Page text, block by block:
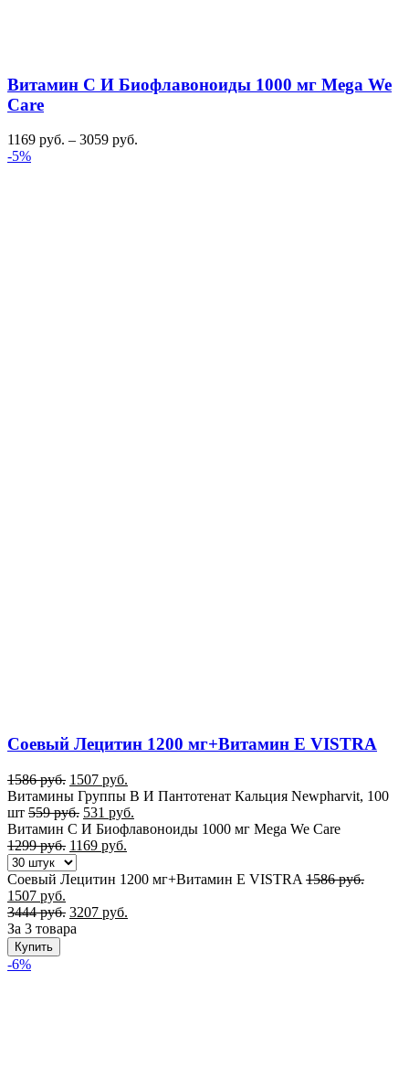
Витамин С И Биофлавоноиды 1000 мг Mega We
Care
1169 руб. – 3059 руб.
-5%
Соевый Лецитин 1200 мг+Витамин Е VISTRA
1586руб. 1507 руб.
Витамины Группы B И Пантотенат Кальция Newpharvit, 100
шт 559руб. 531 руб.
Витамин С И Биофлавоноиды 1000 мг Mega We Care
1299руб. 1169 руб.
Соевый Лецитин 1200 мг+Витамин Е VISTRA 1586руб.
1507 руб.
3444руб. 3207 руб.
За 3 товара
Купить
-6%